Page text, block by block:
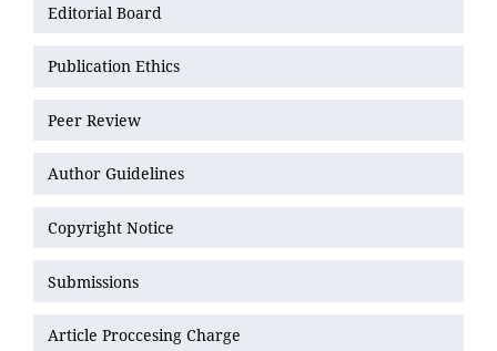
Editorial Board
Publication Ethics
Peer Review
Author Guidelines
Copyright Notice
Submissions
Article Proccesing Charge